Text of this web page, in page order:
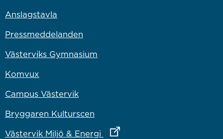
Anslagstavla
Pressmeddelanden
Västerviks Gymnasium
Komvux
Campus Västervik
Bryggaren Kulturscen
Västervik Miljö & Energi
Länk till annan webbplats